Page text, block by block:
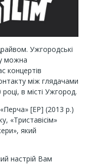
Ужгородські
можна
концертів
між глядачами
в місті Ужгород.
[EP] (2013 р.)
«Триставісім»
який
настрій Вам